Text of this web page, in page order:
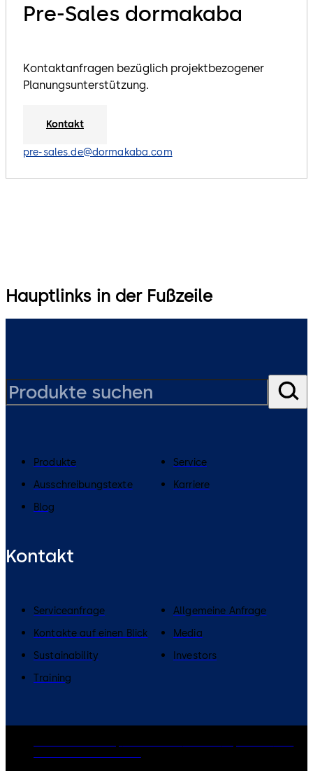
Pre-Sales dormakaba
Kontaktanfragen bezüglich projektbezogener
Planungsunterstützung.
Kontakt
pre-sales.de@dormakaba.com
Hauptlinks in der Fußzeile
Produkte
Service
Ausschreibungstexte
Karriere
Blog
Kontakt
Serviceanfrage
Allgemeine Anfrage
Kontakte auf einen Blick
Media
Sustainability
Investors
Training